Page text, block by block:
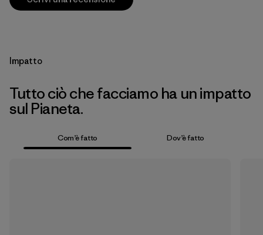
Impatto
Tutto ciò che facciamo ha un impatto
sul Pianeta.
Com’è fatto Dov’è fatto